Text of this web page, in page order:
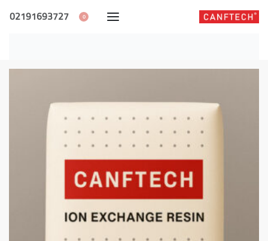
0
02191693727